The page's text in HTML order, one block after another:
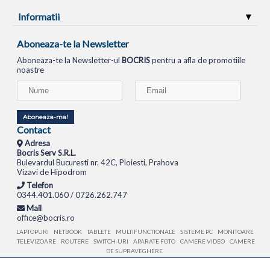
Informatii
Aboneaza-te la Newsletter
Aboneaza-te la Newsletter-ul BOCRISpentru a afla de promotiile
noastre
Aboneaza-ma!
Contact
Adresa
Bocris Serv S.R.L.
Bulevardul Bucuresti nr. 42C, Ploiesti, Prahova
Vizavi de Hipodrom
Telefon
0344.401.060 / 0726.262.747
Mail
office@bocris.ro
LAPTOPURI NETBOOK TABLETE MULTIFUNCTIONALE SISTEME PC
MONITOARE
TELEVIZOARE
ROUTERE SWITCH-URI APARATE FOTO CAMERE VIDEO
CAMERE
DE SUPRAVEGHERE